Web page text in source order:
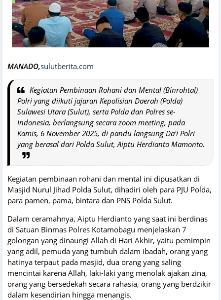
MANADO,sulutberita.com
Kegiatan Pembinaan Rohani dan Mental (Binrohtal)
Polri yang diikuti jajaran Kepolisian Daerah (Polda)
Sulawesi Utara (Sulut), serta Polda dan Polres se-
Indonesia, berlangsung secara zoom meeting, pada
Kamis, 6 November 2025, di pandu langsung Da'i Polri
yang berasal dari Polda Sulut, Aiptu Herdianto Mamonto.
Kegiatan pembinaan rohani dan mental ini dipusatkan di
Masjid Nurul Jihad Polda Sulut, dihadiri oleh para PJU Polda,
para pamen, pama, bintara dan PNS Polda Sulut.
Dalam ceramahnya, Aiptu Herdianto yang saat ini berdinas
di Satuan Binmas Polres Kotamobagu menjelaskan 7
golongan yang dinaungi Allah di Hari Akhir, yaitu pemimpin
yang adil, pemuda yang tumbuh dalam ibadah, orang yang
hatinya terpaut pada masjid, dua orang yang saling
mencintai karena Allah, laki-laki yang menolak ajakan zina,
orang yang bersedekah secara rahasia, orang yang berdzikir
dalam kesendirian hingga menangis.